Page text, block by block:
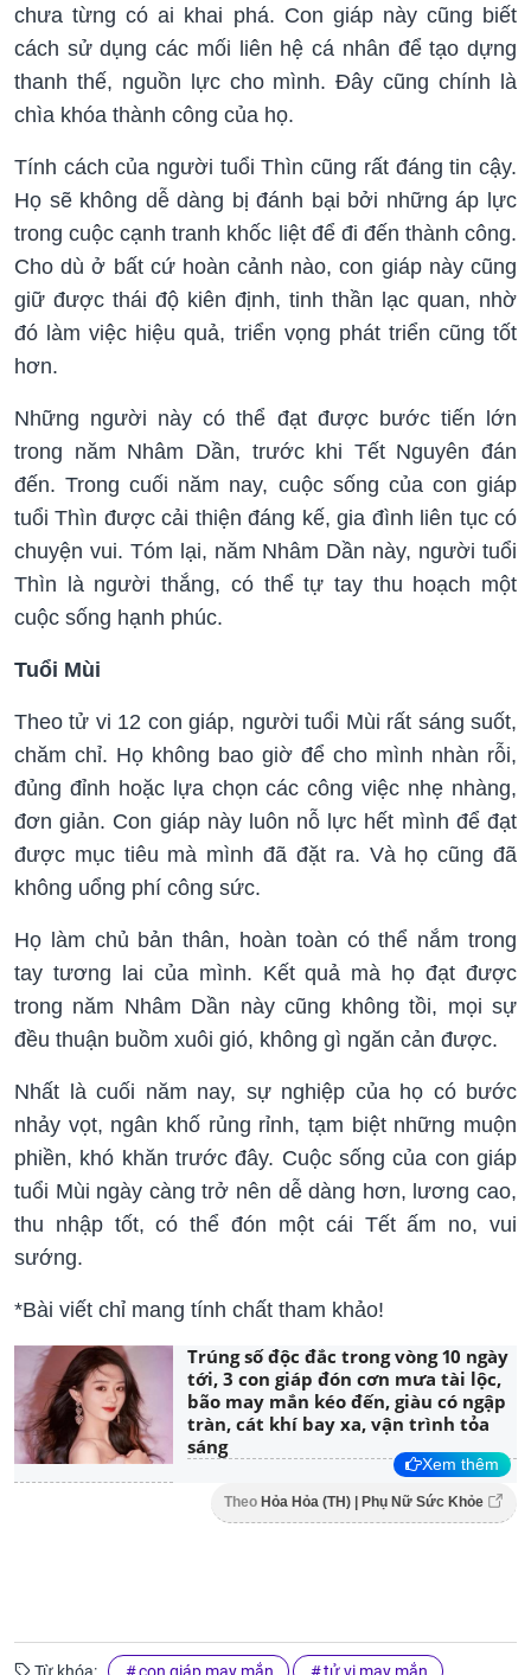
chưa từng có ai khai phá. Con giáp này cũng biết
cách sử dụng các mối liên hệ cá nhân để tạo dựng
thanh thế, nguồn lực cho mình. Đây cũng chính là
chìa khóa thành công của họ.
Tính cách của người tuổi Thìn cũng rất đáng tin cậy.
Họ sẽ không dễ dàng bị đánh bại bởi những áp lực
trong cuộc cạnh tranh khốc liệt để đi đến thành công.
Cho dù ở bất cứ hoàn cảnh nào, con giáp này cũng
giữ được thái độ kiên định, tinh thần lạc quan, nhờ
đó làm việc hiệu quả, triển vọng phát triển cũng tốt
hơn.
Những người này có thể đạt được bước tiến lớn
trong năm Nhâm Dần, trước khi Tết Nguyên đán
đến. Trong cuối năm nay, cuộc sống của con giáp
tuổi Thìn được cải thiện đáng kế, gia đình liên tục có
chuyện vui. Tóm lại, năm Nhâm Dần này, người tuổi
Thìn là người thắng, có thể tự tay thu hoạch một
cuộc sống hạnh phúc.
Tuổi Mùi
Theo tử vi 12 con giáp, người tuổi Mùi rất sáng suốt,
chăm chỉ. Họ không bao giờ để cho mình nhàn rỗi,
đủng đỉnh hoặc lựa chọn các công việc nhẹ nhàng,
đơn giản. Con giáp này luôn nỗ lực hết mình để đạt
được mục tiêu mà mình đã đặt ra. Và họ cũng đã
không uổng phí công sức.
Họ làm chủ bản thân, hoàn toàn có thể nắm trong
tay tương lai của mình. Kết quả mà họ đạt được
trong năm Nhâm Dần này cũng không tồi, mọi sự
đều thuận buồm xuôi gió, không gì ngăn cản được.
Nhất là cuối năm nay, sự nghiệp của họ có bước
nhảy vọt, ngân khố rủng rỉnh, tạm biệt những muộn
phiền, khó khăn trước đây. Cuộc sống của con giáp
tuổi Mùi ngày càng trở nên dễ dàng hơn, lương cao,
thu nhập tốt, có thể đón một cái Tết ấm no, vui
sướng.
*Bài viết chỉ mang tính chất tham khảo!
Trúng số độc đắc trong vòng 10 ngày
tới, 3 con giáp đón cơn mưa tài lộc,
bão may mắn kéo đến, giàu có ngập
tràn, cát khí bay xa, vận trình tỏa
sáng
Xem thêm
Theo Hỏa Hỏa (TH) | Phụ Nữ Sức Khỏe